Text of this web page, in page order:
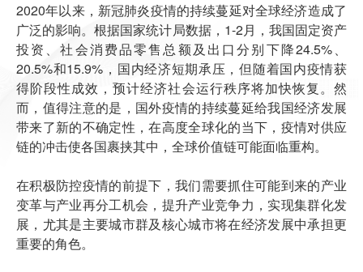
2020年以来，新冠肺炎疫情的持续蔓延对全球经济造成了
广泛的影响。根据国家统计局数据，1-2月，我国固定资产
投资、社会消费品零售总额及出口分别下降24.5%、
20.5%和15.9%，国内经济短期承压，但随着国内疫情获
得阶段性成效，预计经济社会运行秩序将加快恢复。然
而，值得注意的是，国外疫情的持续蔓延给我国经济发展
带来了新的不确定性，在高度全球化的当下，疫情对供应
链的冲击使各国裹挟其中，全球价值链可能面临重构。
在积极防控疫情的前提下，我们需要抓住可能到来的产业
变革与产业再分工机会，提升产业竞争力，实现集群化发
展，尤其是主要城市群及核心城市将在经济发展中承担更
重要的角色。